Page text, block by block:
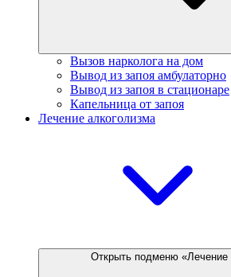
Вызов нарколога на дом
Вывод из запоя амбулаторно
Вывод из запоя в стационаре
Капельница от запоя
Лечение алкоголизма
Открыть подменю «Лечение